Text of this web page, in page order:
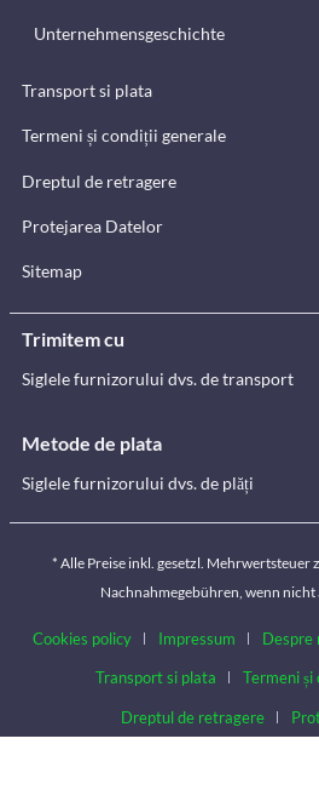
Unternehmensgeschichte
Transport si plata
Termeni și condiții generale
Dreptul de retragere
Protejarea Datelor
Sitemap
Trimitem cu
Siglele furnizorului dvs. de transport
Metode de plata
Siglele furnizorului dvs. de plăți
* Alle Preise inkl. gesetzl. Mehrwertsteuer
Nachnahmegebühren, wenn nicht
Cookies policy Impressum Despre
Transport si plata
Termeni și
Dreptul de retragere